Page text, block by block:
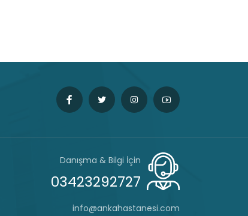
Danışma & Bilgi İçin
03423292727
info@ankahastanesi.com